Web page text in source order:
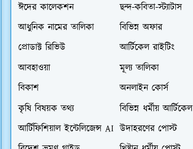
ঈদের কালেকশন
ছন্দ-কবিতা-স্ট্যাটাস
আধুনিক নামের তালিকা
বিভিন্ন অফার
প্রোডাক্ট রিভিউ
আর্টিকেল রাইটিং
আবহাওয়া
মূল্য তালিকা
বিকাশ
অনলাইন কোর্স
কৃষি বিষয়ক তথ্য
বিভিন্ন ধর্মীয় আর্টিকেল
আর্টিফিশিয়াল ইন্টেলিজেন্স AI উদাহরণের পোস্ট